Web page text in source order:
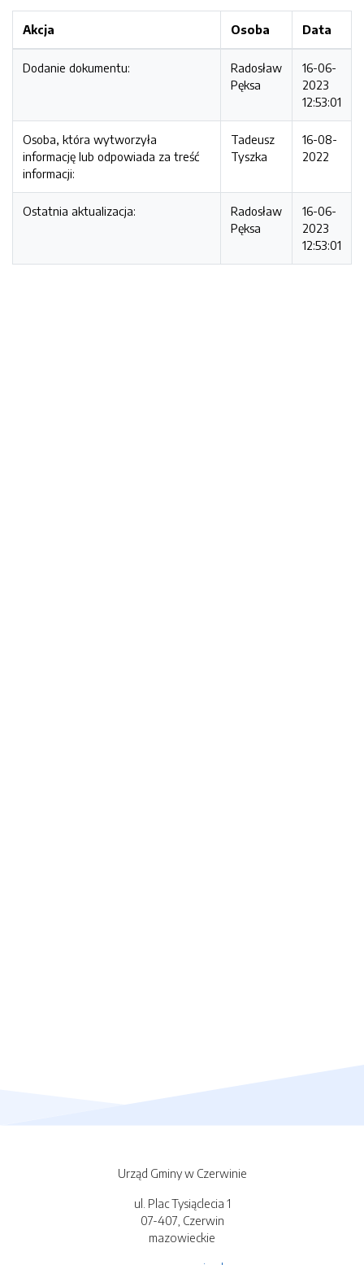
Akcja Osoba Data
Dodanie dokumentu:
Radosław
Pęksa
16-06-
2023
12:53:01
Osoba, która wytworzyła
informację lub odpowiada za treść
informacji:
Tadeusz
Tyszka
16-08-
2022
Ostatnia aktualizacja:
Radosław
Pęksa
16-06-
2023
12:53:01
Urząd Gminy w Czerwinie
ul. Plac Tysiąclecia 1
07-407, Czerwin
mazowieckie